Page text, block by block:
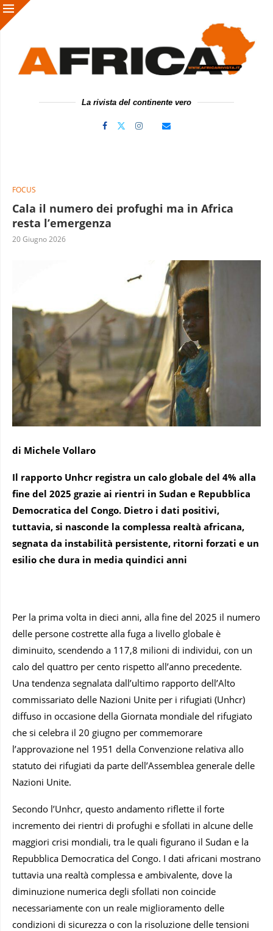
La rivista del continente vero
FOCUS
Cala il numero dei profughi ma in Africa
resta l’emergenza
20 Giugno 2026
di Michele Vollaro
Il rapporto Unhcr registra un calo globale del 4% alla
fine del 2025 grazie ai rientri in Sudan e Repubblica
Democratica del Congo. Dietro i dati positivi,
tuttavia, si nasconde la complessa realtà africana,
segnata da instabilità persistente, ritorni forzati e un
esilio che dura in media quindici anni
Per la prima volta in dieci anni, alla fine del 2025 il numero
delle persone costrette alla fuga a livello globale è
diminuito, scendendo a 117,8 milioni di individui, con un
calo del quattro per cento rispetto all’anno precedente.
Una tendenza segnalata dall’ultimo rapporto dell’Alto
commissariato delle Nazioni Unite per i rifugiati (Unhcr)
diffuso in occasione della Giornata mondiale del rifugiato
che si celebra il 20 giugno per commemorare
l’approvazione nel 1951 della Convenzione relativa allo
statuto dei rifugiati da parte dell’Assemblea generale delle
Nazioni Unite.
Secondo l’Unhcr, questo andamento riflette il forte
incremento dei rientri di profughi e sfollati in alcune delle
maggiori crisi mondiali, tra le quali figurano il Sudan e la
Repubblica Democratica del Congo. I dati africani mostrano
tuttavia una realtà complessa e ambivalente, dove la
diminuzione numerica degli sfollati non coincide
necessariamente con un reale miglioramento delle
condizioni di sicurezza o con la risoluzione delle tensioni